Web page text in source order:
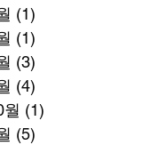
(1)
(1)
(3)
(4)
(1)
(5)